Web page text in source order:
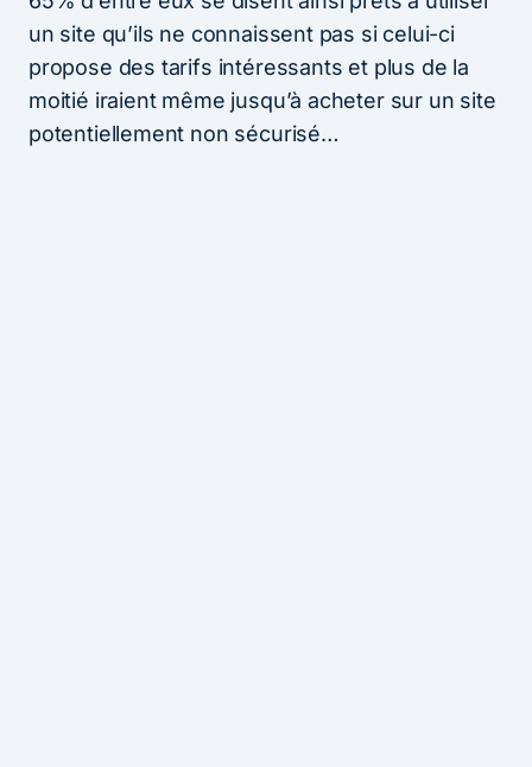
un site qu’ils ne connaissent pas si celui-ci
propose des tarifs intéressants et plus de la
moitié iraient même jusqu’à acheter sur un site
potentiellement non sécurisé…